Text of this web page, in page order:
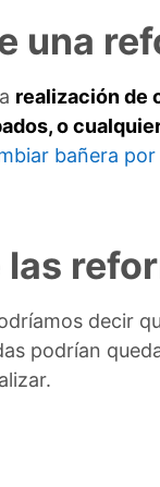
una
realización de
o
bañera por
decir
podrían